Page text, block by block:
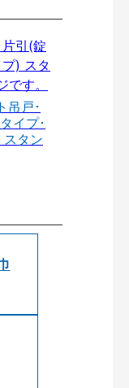
吊戸･
イプ･
タン